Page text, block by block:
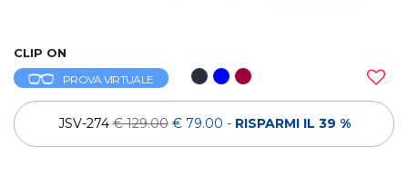
CLIP ON
PROVA VIRTUALE
JSV-274€ 129.00 € 79.00 - RISPARMI IL 39 %